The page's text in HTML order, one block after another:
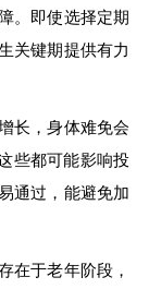
。即使选择定期
关键期提供有力
长，身体难免会
些都可能影响投
通过，能避免加
在于老年阶段，